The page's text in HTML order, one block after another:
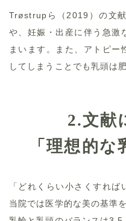
Trøstrupら（2019）の文
や、妊娠・出産に伴う急激
まいます。また、アトピー
してしまうことでも乳頭は
2.文献
「理想的
「どれくらい小さくすれば
当院では医学的な美の基準